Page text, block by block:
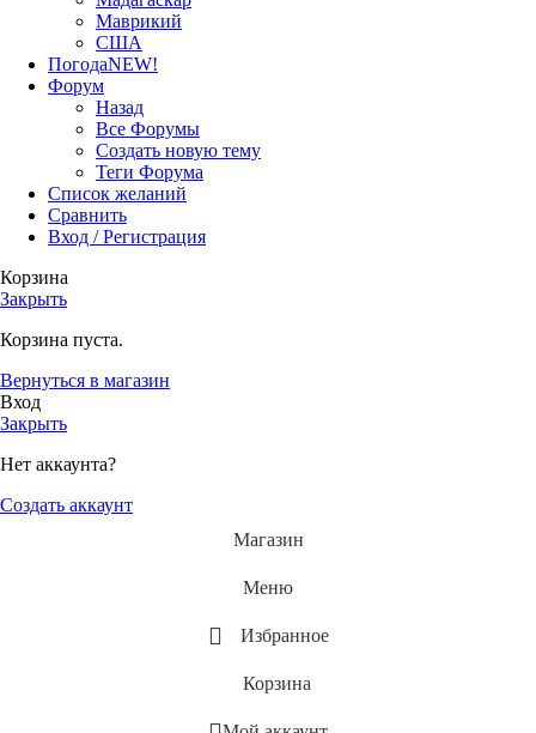
Маврикий
США
ПогодаNEW!
Форум
Назад
Все Форумы
Создать новую тему
Теги Форума
Список желаний
Сравнить
Вход / Регистрация
Корзина
Закрыть
Корзина пуста.
Вернуться в магазин
Вход
Закрыть
Нет аккаунта?
Создать аккаунт
Магазин
Меню
Избранное
Корзина